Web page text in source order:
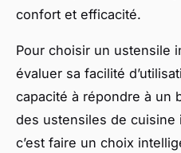
confort et efficacité.
Pour choisir un ustensile
évaluer sa facilité
capacité à répondre à un
des ustensiles de cuisine
c’est faire un choix